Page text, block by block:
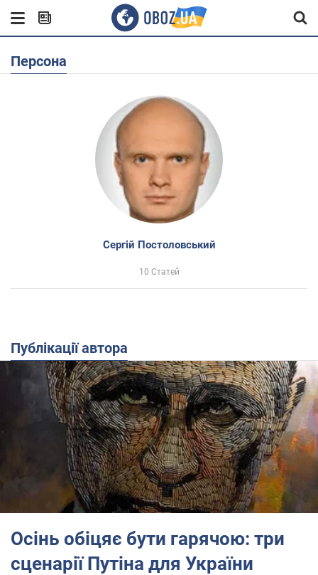
Персона
Сергій Постоловський
10 Статей
Публікації автора
Осінь обіцяє бути гарячою: три
сценарії Путіна для України